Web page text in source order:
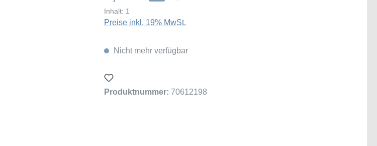
Inhalt: 1
Preise inkl. 19% MwSt.
Nicht mehr verfügbar
Produktnummer: 70612198